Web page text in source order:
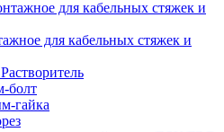
для кабельных стяжек и
Растворитель
болт
гайка